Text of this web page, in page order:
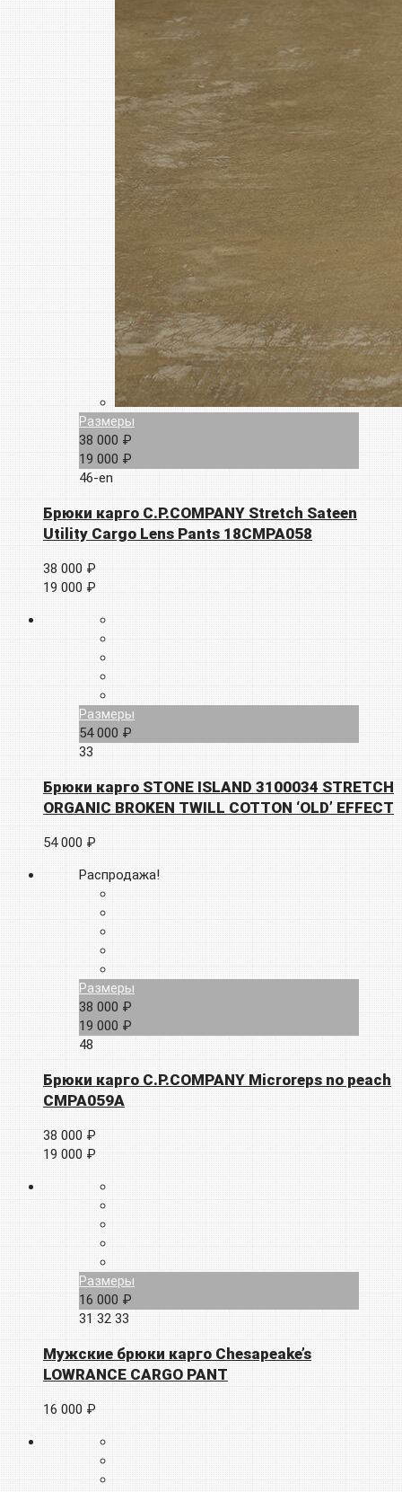
Размеры
38 000 ₽
19 000 ₽
46-en
Брюки карго C.P.COMPANY Stretch Sateen
Utility Cargo Lens Pants 18CMPA058
38 000 ₽
19 000 ₽
Размеры
54 000 ₽
33
Брюки карго STONE ISLAND 3100034 STRETCH
ORGANIC BROKEN TWILL COTTON ‘OLD’ EFFECT
54 000 ₽
Распродажа!
Размеры
38 000 ₽
19 000 ₽
48
Брюки карго C.P.COMPANY Microreps no peach
CMPA059A
38 000 ₽
19 000 ₽
Размеры
16 000 ₽
31 32 33
Мужские брюки карго Chesapeake’s
LOWRANCE CARGO PANT
16 000 ₽